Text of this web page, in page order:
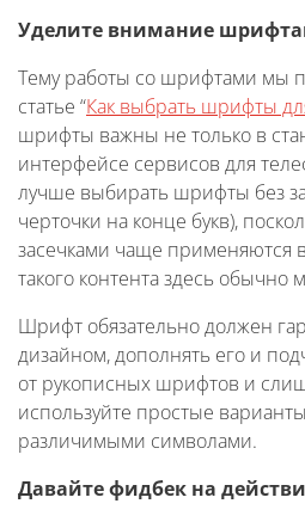
Уделите внимание
Тему работы со шрифтами мы
статье “Как выбрать шрифты
шрифты важны не только в
интерфейсе сервисов для
лучше выбирать шрифты без
черточки на конце букв),
засечками чаще применяются
такого контента здесь обычно
Шрифт обязательно должен
дизайном, дополнять его и
от рукописных шрифтов и
используйте простые
различимыми символами.
Давайте фидбек на